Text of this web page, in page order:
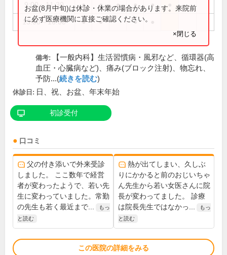
9:00～11:30 ● ● ● ● ●
13:00～16:00 ● ● ●
お盆(8月中旬)は休診・休業の場合があります。来院前
に必ず医療機関に直接ご確認ください。
×閉じる
備考:
【一般内科】生活習慣病・風邪など、循環器(高
血圧・心臓病など)、痛み(ブロック注射)、物忘れ、
予防...(続きを読む)
休診日: 日、祝、お盆、年末年始
初診受付
口コミ
父の付き添いで外来受診
しました。 ここ数年で経営
者が変わったようで、若い先
生に変わっていました。常勤
の先生も若く最近まで...
もっ
と読む
熱が出てしまい、久しぶ
りにかかると前のおじいちゃ
ん先生から若い女医さんに院
長が変わってました。 診療
は院長先生ではなかっ...
もっ
と読む
この医院の詳細をみる